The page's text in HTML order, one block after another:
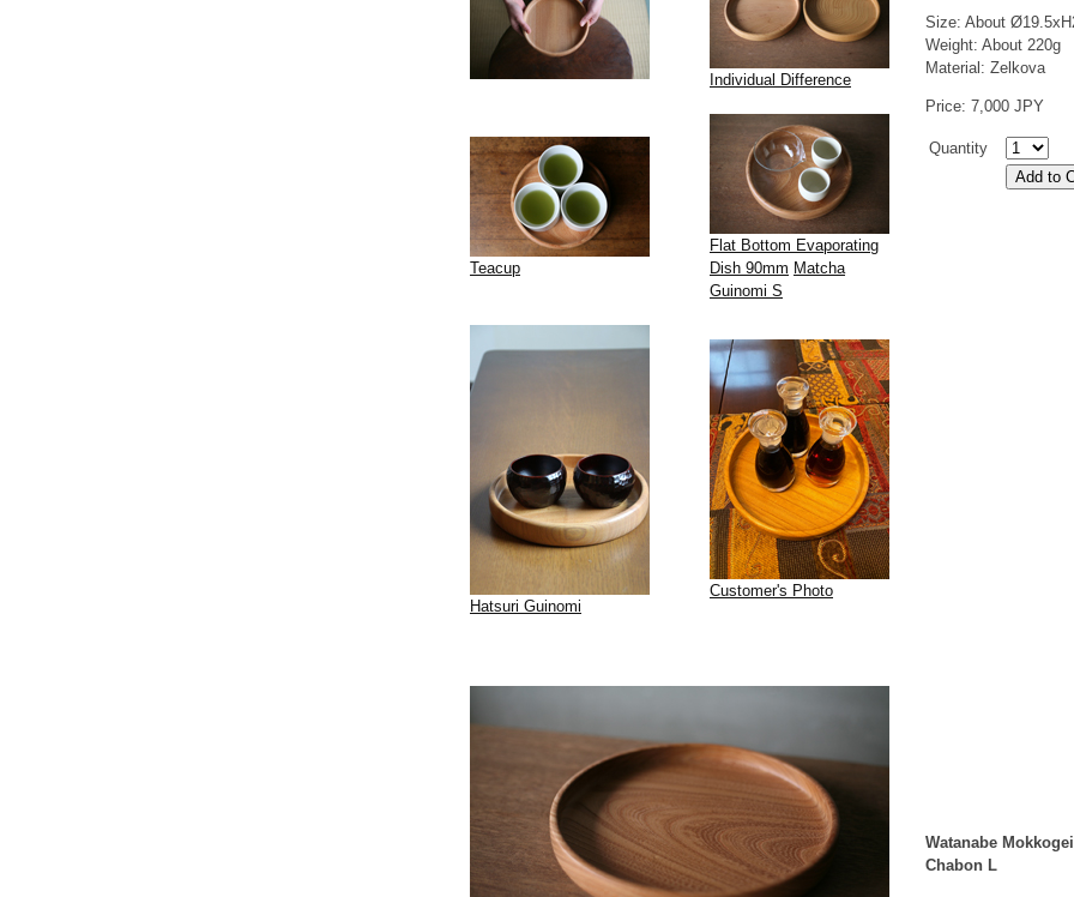
Individual Difference
Teacup
Flat Bottom Evaporating
Dish 90mm Matcha
Guinomi S
Hatsuri Guinomi
Customer's Photo
Size: About
Weight: About 220g
Material: Zelkova
Price: 7,000 JPY
Quantity
Watanabe Mokkogei
Chabon L